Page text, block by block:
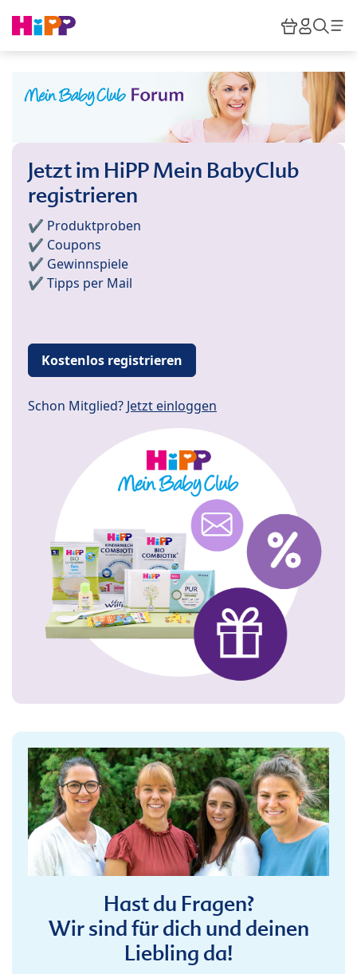
HiPP
Jetzt im HiPP Mein BabyClub
registrieren
✔️ Produktproben
✔️ Coupons
✔️ Gewinnspiele
✔️ Tipps per Mail
Kostenlos registrieren
Schon Mitglied? Jetzt einloggen
Hast du Fragen?
Wir sind für dich und deinen
Liebling da!